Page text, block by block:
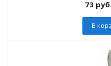
73
В